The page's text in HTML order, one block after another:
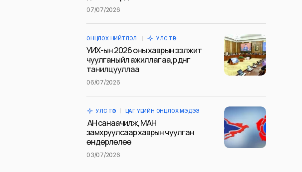
07/07/2026
ОНЦЛОХ НИЙТЛЭЛ УЛС ТӨР
УИХ-ын 2026 оны хаврын ээлжит
чуулганы үйл ажиллагаа, үр дүнг
танилцууллаа
06/07/2026
УЛС ТӨР ЦАГ ҮЕИЙН ОНЦЛОХ МЭДЭЭ
АН санаачилж, МАН
замхруулсаар хаврын чуулган
өндөрлөлөө
03/07/2026